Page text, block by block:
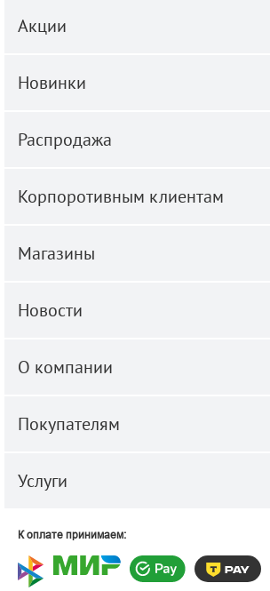
Акции
Новинки
Распродажа
Корпоротивным клиентам
Магазины
Новости
О компании
Покупателям
Услуги
К оплате принимаем: